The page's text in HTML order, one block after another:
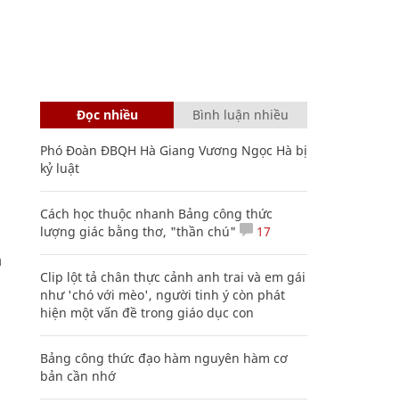
Đọc nhiều Bình luận nhiều
Phó Đoàn ĐBQH Hà Giang Vương Ngọc Hà bị
kỷ luật
Cách học thuộc nhanh Bảng công thức
lượng giác bằng thơ, "thần chú"
17
Clip lột tả chân thực cảnh anh trai và em gái
như 'chó với mèo', người tinh ý còn phát
hiện một vấn đề trong giáo dục con
Bảng công thức đạo hàm nguyên hàm cơ
bản cần nhớ